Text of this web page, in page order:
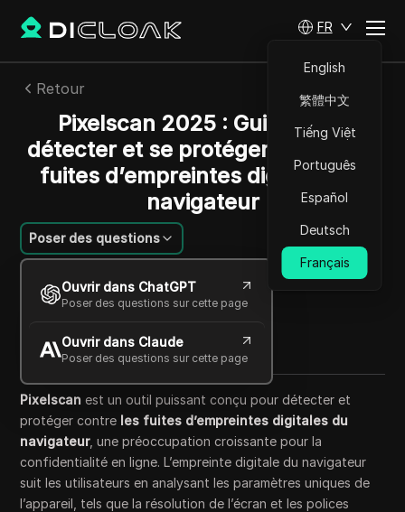
FR
English
繁體中文
Tiếng Việt
Português
Español
Deutsch
Français
Retour
Pixelscan 2025 : Guide pour
détecter et se protéger contre les
fuites d’empreintes digitales du
navigateur
Poser des questions
Ouvrir dans ChatGPT
Poser des questions sur cette page
Ouvrir dans Claude
Poser des questions sur cette page
Lin Zifeng
26 sept. 2025 6 min de lecture
Copy Link
Pixelscan est un outil puissant conçu pour détecter et
protéger contre les fuites d’empreintes digitales du
navigateur, une préoccupation croissante pour la
confidentialité en ligne. L’empreinte digitale du navigateur
suit les utilisateurs en analysant les paramètres uniques de
l’appareil, tels que la résolution de l’écran et les polices